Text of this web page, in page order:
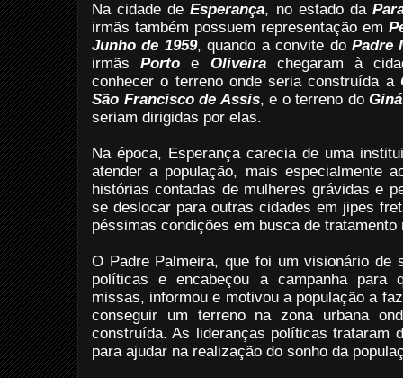
Na cidade deEsperança, no estado da
irmãs também possuem representação em
Junho de 1959, quando a convite do Padre
irmãsPorto e Oliveirachegaram à
conhecer o terreno onde seria construída a
São Francisco de Assis, e o terreno do
seriam dirigidas por elas.
Na época, Esperança carecia de uma
atender a população, mais especialmente
histórias contadas de mulheres grávidas e
se deslocar para outras cidades em jipes
péssimas condições em busca de
O Padre Palmeira, que foi um visionário de
políticas e encabeçou a campanha para
missas, informou e motivou a população a
conseguir um terreno na zona urbana
construída. As lideranças políticas trataram
para ajudar na realização do sonho da